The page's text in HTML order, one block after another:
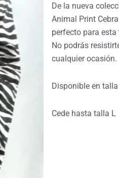
De la nueva
Animal Print
perfecto para esta
No podrás
cualquier ocasión.
Disponible en talla
Cede hasta talla L